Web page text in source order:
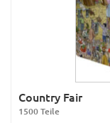
Country Fair
1500 Teile